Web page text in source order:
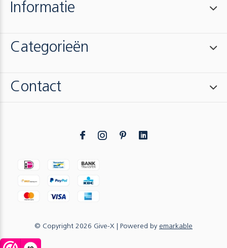
Informatie
Categorieën
Contact
© Copyright 2026 Give-X | Powered by emarkable